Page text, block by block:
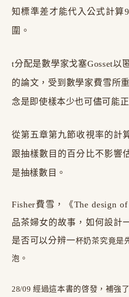
知標準差才能代入公式計算
圍。
t分配是數學家戈塞Gosset以
的論文，受到數學家費雪所
念是即使樣本少也可儘可能
從第五章第九節收視率的計
跟抽樣數目的百分比不影響
是抽樣數目。
Fisher費雪，《The design
品茶婦女的故事，如何設計
是否可以分辨一杯奶茶究竟是
泡。
28/09 經過這本書的啓發，補強